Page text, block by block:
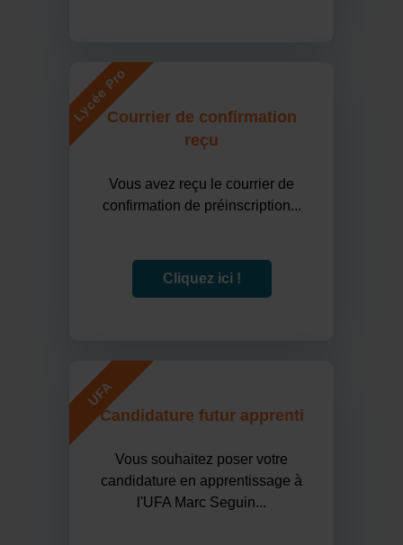
Lycée ProCourrier de confirmation
reçu
Vous avez reçu le courrier de
confirmation de préinscription...
Cliquez ici !
UFA
Candidature futur apprenti
Vous souhaitez poser votre
candidature en apprentissage à
l'UFA Marc Seguin...